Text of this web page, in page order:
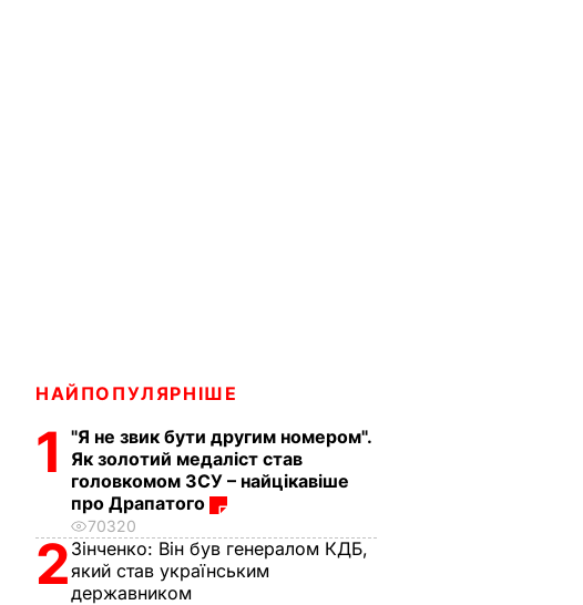
НАЙПОПУЛЯРНІШЕ
1
"Я не звик бути другим номером".
Як золотий медаліст став
головкомом ЗСУ – найцікавіше
про Драпатого
70320
2 Зінченко: Він був генералом КДБ,
який став українським
державником